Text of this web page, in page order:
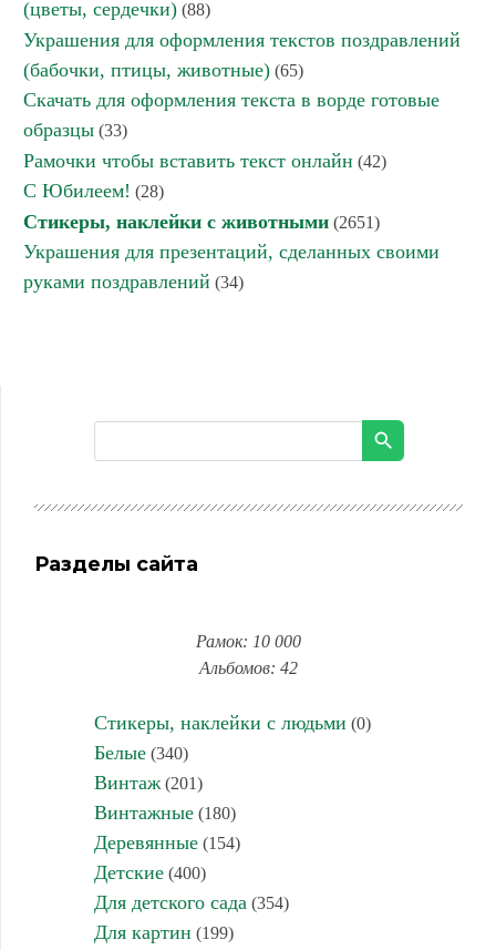
(цветы, сердечки) (88)
Украшения для оформления текстов поздравлений
(бабочки, птицы, животные) (65)
Скачать для оформления текста в ворде готовые
образцы (33)
Рамочки чтобы вставить текст онлайн (42)
С Юбилеем! (28)
Стикеры, наклейки с животными (2651)
Украшения для презентаций, сделанных своими
руками поздравлений (34)
Разделы сайта
Рамок: 10 000
Альбомов: 42
Стикеры, наклейки с людьми (0)
Белые(340)
Винтаж(201)
Винтажные(180)
Деревянные(154)
Детские(400)
Для детского сада (354)
Для картин (199)